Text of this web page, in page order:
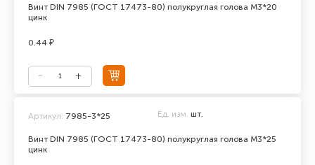
Винт DIN 7985 (ГОСТ 17473-80) полукруглая голова М3*20
цинк
0.44 ₽
Винт DIN 7985 (ГОСТ 17473-80) полукруглая голова М3*25
цинк
Артикул: 7985-3*25 Ед. изм. шт.